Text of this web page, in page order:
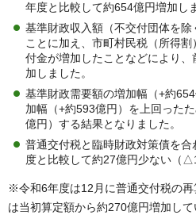
年度と比較して約654億円増加し
基準財政収入額（不交付団体を
ことに加え、市町村民税（所得
付金が増加したことなどにより
加しました。
基準財政需要額の増加幅（+約
加幅（+約593億円）を上回った
億円）する結果となりました。
普通交付税と臨時財政対策債を
度と比較して約27億円少ない（
※令和6年度は12月に普通交付税の
は当初算定額から約270億円増加し